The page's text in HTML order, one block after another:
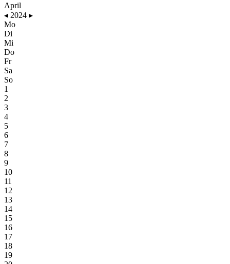
April
◂ 2024 ▸
Mo
Di
Mi
Do
Fr
Sa
So
1
2
3
4
5
6
7
8
9
10
11
12
13
14
15
16
17
18
19